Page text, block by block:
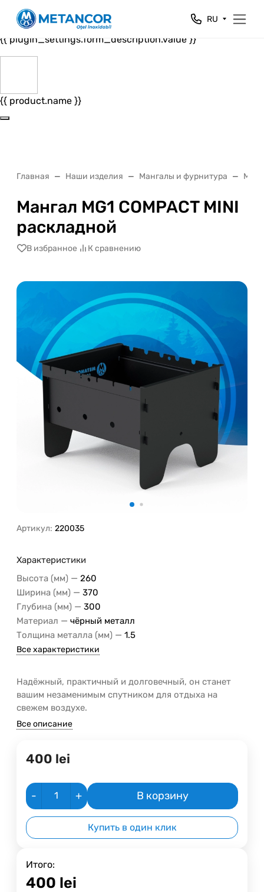
Close
{{ plugin_settings.form_header.value }}
{{ plugin_settings.form_description.value }}
{{ product.name }}
RU
Главная Наши изделия Мангалы и фурнитура
Мангал MG1 COMPACT MINI
раскладной
В избранное К сравнению
Артикул: 220035
Характеристики
Высота (мм) — 260
Ширина (мм) — 370
Глубина (мм) — 300
Материал — чёрный металл
Толщина металла (мм) — 1.5
Все характеристики
Надёжный, практичный и долговечный, он станет
вашим незаменимым спутником для отдыха на
свежем воздухе.
Все описание
400 lei
- + В корзину
Купить в один клик
Итого:
400 lei